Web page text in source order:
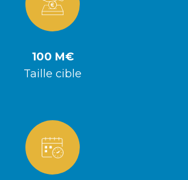
100 M€
Taille cible